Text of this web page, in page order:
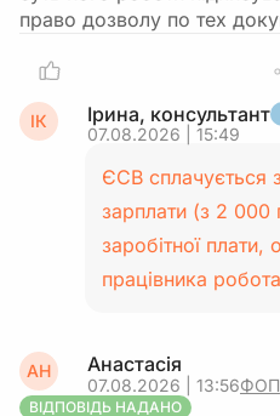
право дозволу по тех
ІК Ірина, консультант
07.08.2026 | 15:49
ЄСВ сплачується
зарплати (з 2 000
заробітної плати,
працівника
АН Анастасія
07.08.2026 | 13:56ФОП
ВІДПОВІДЬ НАДАНО